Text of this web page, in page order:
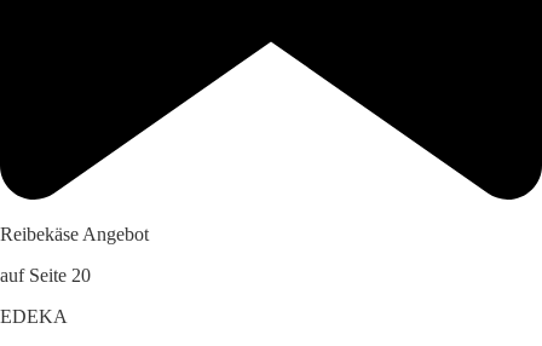
Reibekäse Angebot
auf Seite 20
EDEKA